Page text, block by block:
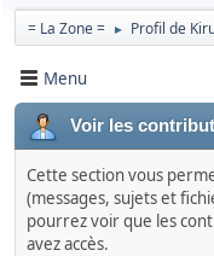
= La Zone = ► Profil de
Menu
Voir les
Cette section vous
(messages, sujets et
pourrez voir que les
avez accès.